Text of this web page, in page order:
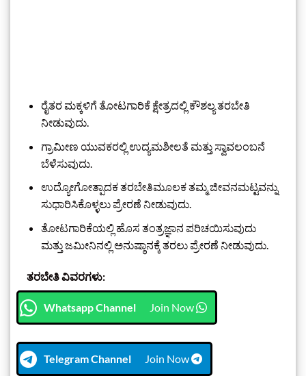
ರೈತರ ಮಕ್ಕಳಿಗೆ ತೋಟಗಾರಿಕೆ ಕ್ಷೇತ್ರದಲ್ಲಿ ಕೌಶಲ್ಯ ತರಬೇತಿ
ನೀಡುವುದು.
ಗ್ರಾಮೀಣ ಯುವಕರಲ್ಲಿ ಉದ್ಯಮಶೀಲತೆ ಮತ್ತು ಸ್ವಾವಲಂಬನೆ
ಬೆಳೆಸುವುದು.
ಉದ್ಯೋಗೋತ್ಪಾದಕ ತರಬೇತಿಮೂಲಕ ತಮ್ಮ ಜೀವನಮಟ್ಟವನ್ನು
ಸುಧಾರಿಸಿಕೊಳ್ಳಲು ಪ್ರೇರಣೆ ನೀಡುವುದು.
ತೋಟಗಾರಿಕೆಯಲ್ಲಿ ಹೊಸ ತಂತ್ರಜ್ಞಾನ ಪರಿಚಯಿಸುವುದು
ಮತ್ತು ಜಮೀನಿನಲ್ಲಿ ಅನುಷ್ಠಾನಕ್ಕೆ ತರಲು ಪ್ರೇರಣೆ ನೀಡುವುದು.
ತರಬೇತಿ ವಿವರಗಳು:
Whatsapp Channel Join Now
Telegram Channel Join Now